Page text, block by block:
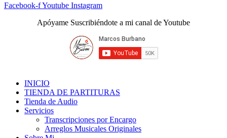
Facebook-fYoutube Instagram
Apóyame Suscribiéndote a mi canal de Youtube
INICIO
TIENDA DE PARTITURAS
Tienda de Audio
Servicios
Transcripciones por Encargo
Arreglos Musicales Originales